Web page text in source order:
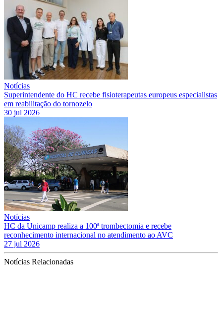
Notícias
Superintendente do HC recebe fisioterapeutas europeus especialistas
em reabilitação do tornozelo
30 jul 2026
Notícias
HC da Unicamp realiza a 100ª trombectomia e recebe
reconhecimento internacional no atendimento ao AVC
27 jul 2026
Notícias Relacionadas